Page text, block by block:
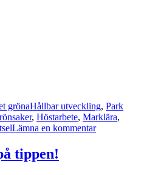
grönaKategorier
Hållbar utveckling, Park
, Höstarbete, Marklära,
Lämna en kommentartill
tippen!